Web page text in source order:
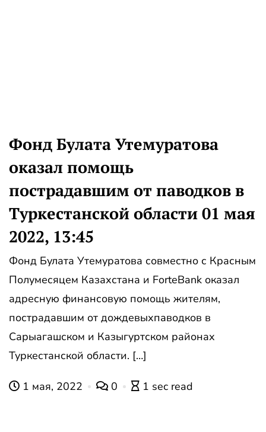
Фонд Булата Утемуратова
оказал помощь
пострадавшим от паводков в
Туркестанской области 01 мая
2022, 13:45
Фонд Булата Утемуратова совместно с Красным
Полумесяцем Казахстана и ForteBank оказал
адресную финансовую помощь жителям,
пострадавшим от дождевыхпаводков в
Сарыагашском и Казыгуртском районах
Туркестанской области. […]
1 мая, 2022 0 1 sec read